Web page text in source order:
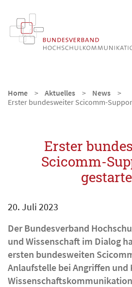
Home Aktuelles
News
Erster bundesweiter Scicomm-
Erster
Scicomm-
20. Juli 2023
Der Bundesverband
und Wissenschaft im Dialog
ersten bundesweiten
Anlaufstelle bei Angriffen